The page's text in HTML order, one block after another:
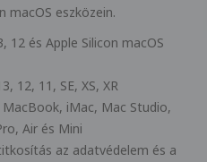
macOS eszközein.
12 és Apple Silicon macOS
12, 11, SE, XS, XR
MacBook, iMac, Mac Studio,
Air és Mini
az adatvédelem és a